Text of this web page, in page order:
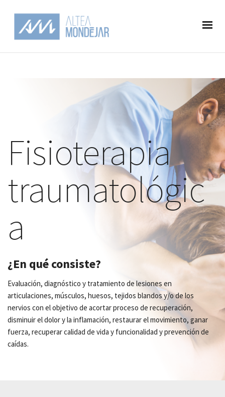
Fisioterapia
traumatológic
a
¿En qué consiste?
Evaluación, diagnóstico y tratamiento de lesiones en
articulaciones, músculos, huesos, tejidos blandos y/o de los
nervios con el objetivo de acortar proceso de recuperación,
disminuir el dolor y la inflamación, restaurar el movimiento, ganar
fuerza, recuperar calidad de vida y funcionalidad y prevención de
caídas.